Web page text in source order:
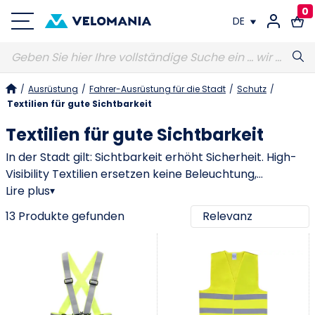
DE
FR
DE
0
/ Ausrüstung / Fahrer-Ausrüstung für die Stadt / Schutz /
Textilien für gute Sichtbarkeit
Textilien für gute Sichtbarkeit
In der Stadt gilt: Sichtbarkeit erhöht Sicherheit. High-
Visibility Textilien ersetzen keine Beleuchtung,
ergänzen aber Front- und Rücklicht ideal, weil sie deine
Silhouette und Bewegung für andere
Verkehrsteilnehmer sofort erkennbar machen.
Besonders wichtig ist das bei Nacht, in der
Dämmerung, am frühen Morgen, bei Regen oder
generell in dichtem Verkehr. Westen, Jacken, Gürtel
und reflektierende Accessoires haben einen klaren
Vorteil: Du trägst sie einfach über deiner normalen
Lire plus▾
13 Produkte gefunden